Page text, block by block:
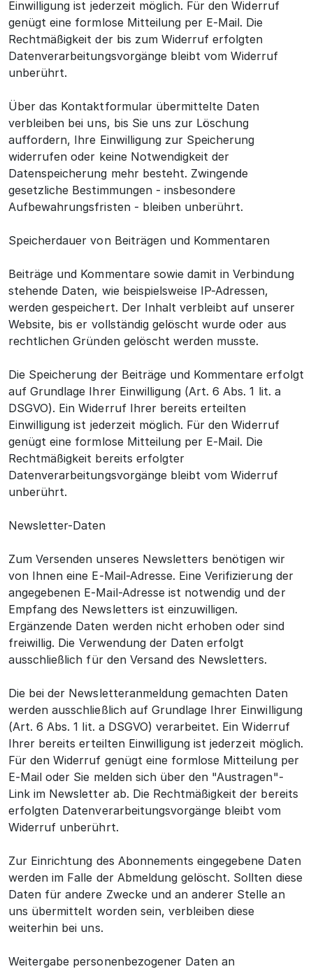
Einwilligung ist jederzeit möglich. Für den Widerruf
genügt eine formlose Mitteilung per E-Mail. Die
Rechtmäßigkeit der bis zum Widerruf erfolgten
Datenverarbeitungsvorgänge bleibt vom Widerruf
unberührt.
Über das Kontaktformular übermittelte Daten
verbleiben bei uns, bis Sie uns zur Löschung
auffordern, Ihre Einwilligung zur Speicherung
widerrufen oder keine Notwendigkeit der
Datenspeicherung mehr besteht. Zwingende
gesetzliche Bestimmungen - insbesondere
Aufbewahrungsfristen - bleiben unberührt.
Speicherdauer von Beiträgen und Kommentaren
Beiträge und Kommentare sowie damit in Verbindung
stehende Daten, wie beispielsweise IP-Adressen,
werden gespeichert. Der Inhalt verbleibt auf unserer
Website, bis er vollständig gelöscht wurde oder aus
rechtlichen Gründen gelöscht werden musste.
Die Speicherung der Beiträge und Kommentare erfolgt
auf Grundlage Ihrer Einwilligung (Art. 6 Abs. 1 lit. a
DSGVO). Ein Widerruf Ihrer bereits erteilten
Einwilligung ist jederzeit möglich. Für den Widerruf
genügt eine formlose Mitteilung per E-Mail. Die
Rechtmäßigkeit bereits erfolgter
Datenverarbeitungsvorgänge bleibt vom Widerruf
unberührt.
Newsletter-Daten
Zum Versenden unseres Newsletters benötigen wir
von Ihnen eine E-Mail-Adresse. Eine Verifizierung der
angegebenen E-Mail-Adresse ist notwendig und der
Empfang des Newsletters ist einzuwilligen.
Ergänzende Daten werden nicht erhoben oder sind
freiwillig. Die Verwendung der Daten erfolgt
ausschließlich für den Versand des Newsletters.
Die bei der Newsletteranmeldung gemachten Daten
werden ausschließlich auf Grundlage Ihrer Einwilligung
(Art. 6 Abs. 1 lit. a DSGVO) verarbeitet. Ein Widerruf
Ihrer bereits erteilten Einwilligung ist jederzeit möglich.
Für den Widerruf genügt eine formlose Mitteilung per
E-Mail oder Sie melden sich über den "Austragen"-
Link im Newsletter ab. Die Rechtmäßigkeit der bereits
erfolgten Datenverarbeitungsvorgänge bleibt vom
Widerruf unberührt.
Zur Einrichtung des Abonnements eingegebene Daten
werden im Falle der Abmeldung gelöscht. Sollten diese
Daten für andere Zwecke und an anderer Stelle an
uns übermittelt worden sein, verbleiben diese
weiterhin bei uns.
Weitergabe personenbezogener Daten an